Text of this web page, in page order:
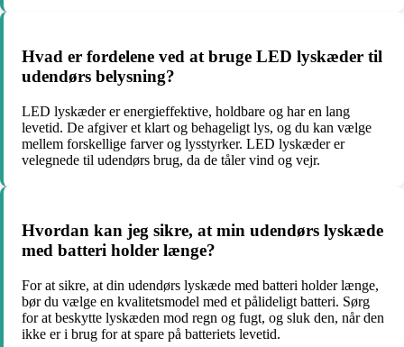
Hvad er fordelene ved at bruge LED lyskæder til
udendørs belysning?
LED lyskæder er energieffektive, holdbare og har en lang
levetid. De afgiver et klart og behageligt lys, og du kan vælge
mellem forskellige farver og lysstyrker. LED lyskæder er
velegnede til udendørs brug, da de tåler vind og vejr.
Hvordan kan jeg sikre, at min udendørs lyskæde
med batteri holder længe?
For at sikre, at din udendørs lyskæde med batteri holder længe,
bør du vælge en kvalitetsmodel med et pålideligt batteri. Sørg
for at beskytte lyskæden mod regn og fugt, og sluk den, når den
ikke er i brug for at spare på batteriets levetid.